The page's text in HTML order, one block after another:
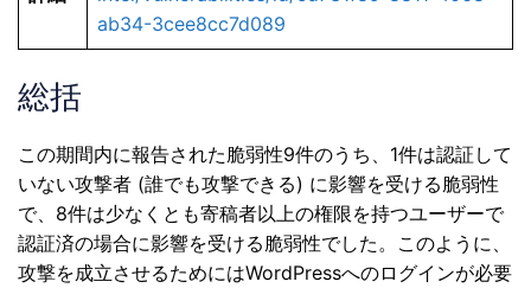
ab34-3cee8cc7d089
総括
この期間内に報告された脆弱性9件のうち、1件は認証して
いない攻撃者 (誰でも攻撃できる) に影響を受ける脆弱性
で、8件は少なくとも寄稿者以上の権限を持つユーザーで
認証済の場合に影響を受ける脆弱性でした。このように、
攻撃を成立させるためにはWordPressへのログインが必要